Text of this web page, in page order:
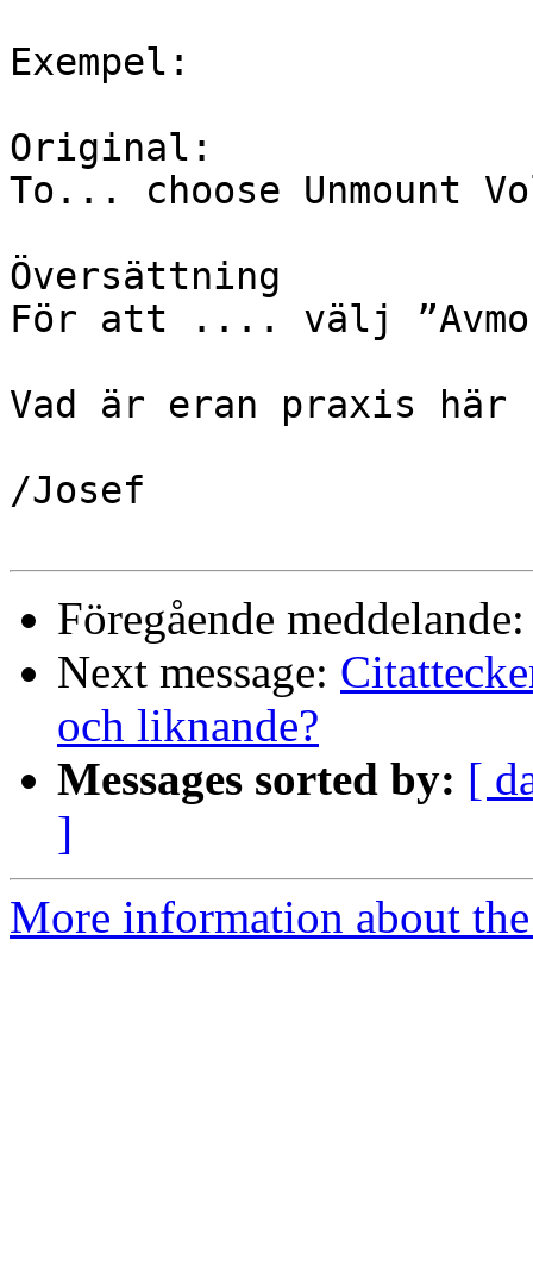
Exempel:
Original:
To... choose Unmount
Översättning
För att .... välj
Vad är eran praxis
/Josef
Föregående
Next message:
och liknande?
Messages sorted by: [
]
More information about